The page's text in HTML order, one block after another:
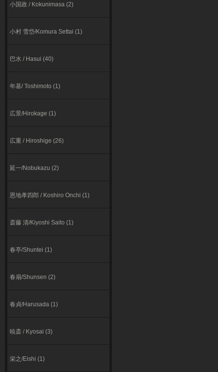
小国政 / Kokunimasa (2)
小村 雪岱/Komura Settai (1)
巴水 / Hasui (40)
年基/ Toshimoto (1)
広景/Hirokage (1)
広重 / Hiroshige (26)
延一/Nobukazu (2)
恩地孝四郎 / Koshiro Onchi (1)
斎藤 清/Kiyoshi Saito (1)
春亭/Shuntei (1)
春扇/Shunsen (2)
春貞/Harusada (1)
暁斎 / Kyosai (3)
栄之/Eishi (1)